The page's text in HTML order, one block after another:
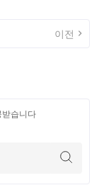
이전
받습니다